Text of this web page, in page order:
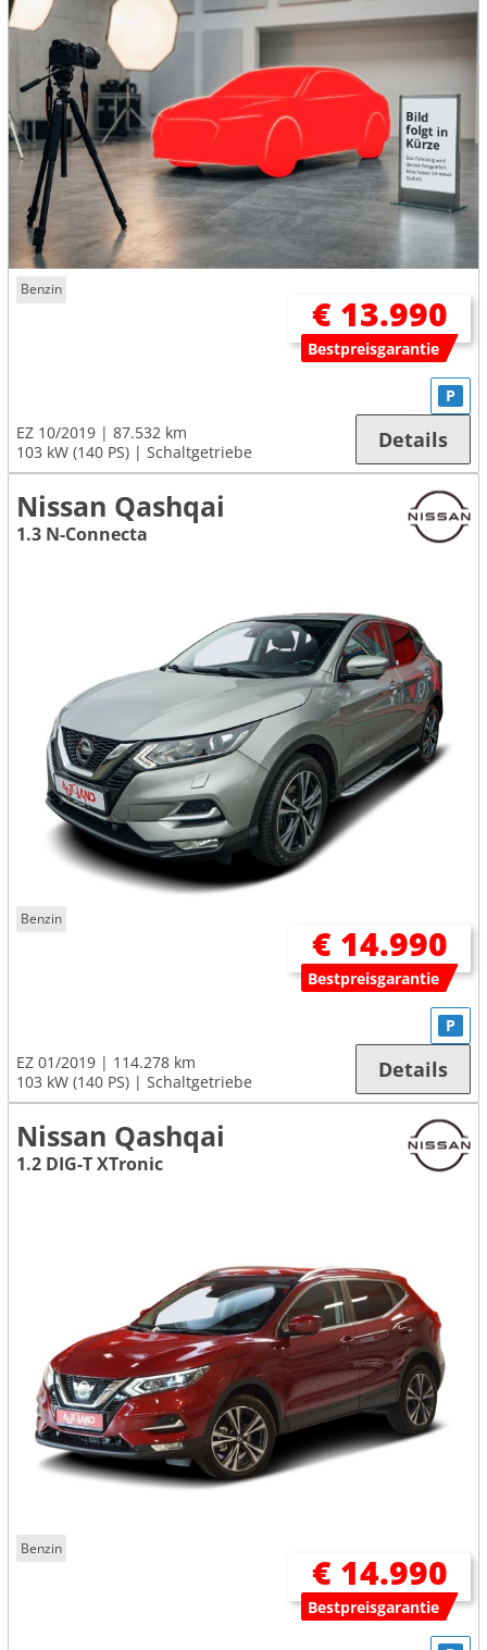
Benzin
€ 13.990
Bestpreisgarantie
EZ 10/2019
87.532 km
103 kW (140 PS)
Schaltgetriebe
P
Details
Nissan Qashqai
1.3 N-Connecta
Benzin
€ 14.990
Bestpreisgarantie
EZ 01/2019
114.278 km
103 kW (140 PS)
Schaltgetriebe
P
Details
Nissan Qashqai
1.2 DIG-T XTronic
Benzin
€ 14.990
Bestpreisgarantie